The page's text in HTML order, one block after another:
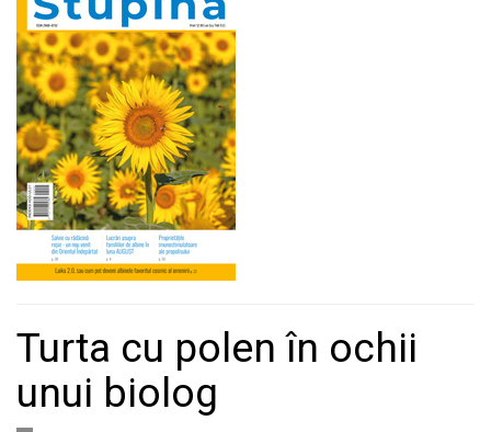
Turta cu polen în ochii
unui biolog